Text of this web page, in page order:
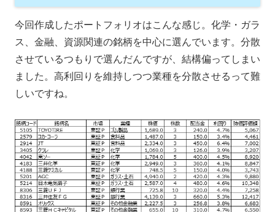
今回作成したポートフォリオはこんな感じ。化学・ガラ
ス、金融、資源関連の銘柄を中心に選んでいます。分散
させているつもりで選んだんですが、結構偏ってしまい
ました。高利回りを維持しつつ業種を分散させるって難
しいですね。